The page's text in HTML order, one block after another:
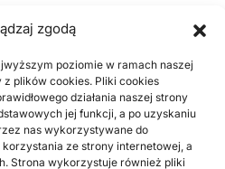
zgodą
poziomie w ramach naszej
plików cookies. Pliki cookies
działania naszej strony
jej funkcji, a po uzyskaniu
nas wykorzystywane do
ze strony internetowej, a
Strona wykorzystuje również pliki